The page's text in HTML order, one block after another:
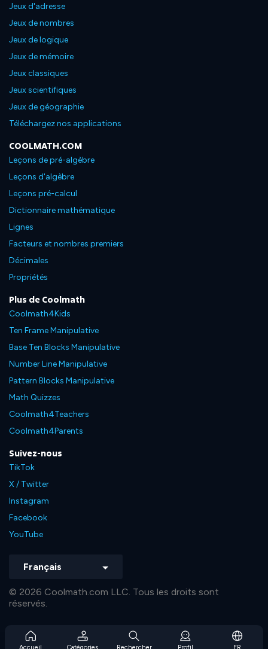
Accueil Catégories Rechercher Profil FR
Jeux d'adresse
Jeux de nombres
Jeux de logique
Jeux de mémoire
Jeux classiques
Jeux scientifiques
Jeux de géographie
Téléchargez nos applications
COOLMATH.COM
Leçons de pré-algèbre
Leçons d'algèbre
Leçons pré-calcul
Dictionnaire mathématique
Lignes
Facteurs et nombres premiers
Décimales
Propriétés
Plus de Coolmath
Coolmath4Kids
Ten Frame Manipulative
Base Ten Blocks Manipulative
Number Line Manipulative
Pattern Blocks Manipulative
Math Quizzes
Coolmath4Teachers
Coolmath4Parents
Suivez-nous
TikTok
X / Twitter
Instagram
Facebook
YouTube
Français
© 2026 Coolmath.com LLC. Tous les droits sont
réservés.